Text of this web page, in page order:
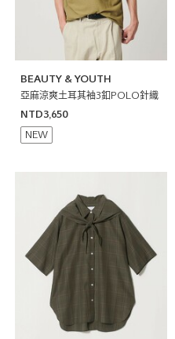
BEAUTY & YOUTH
亞麻涼爽土耳其袖3釦POLO針織
NTD3,650
NEW